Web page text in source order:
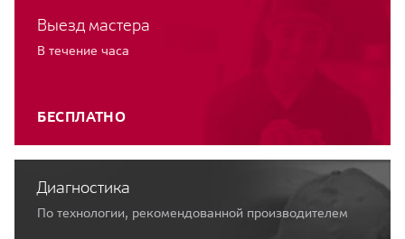
Выезд мастера
В течение часа
БЕСПЛАТНО
Диагностика
По технологии, рекомендованной производителем